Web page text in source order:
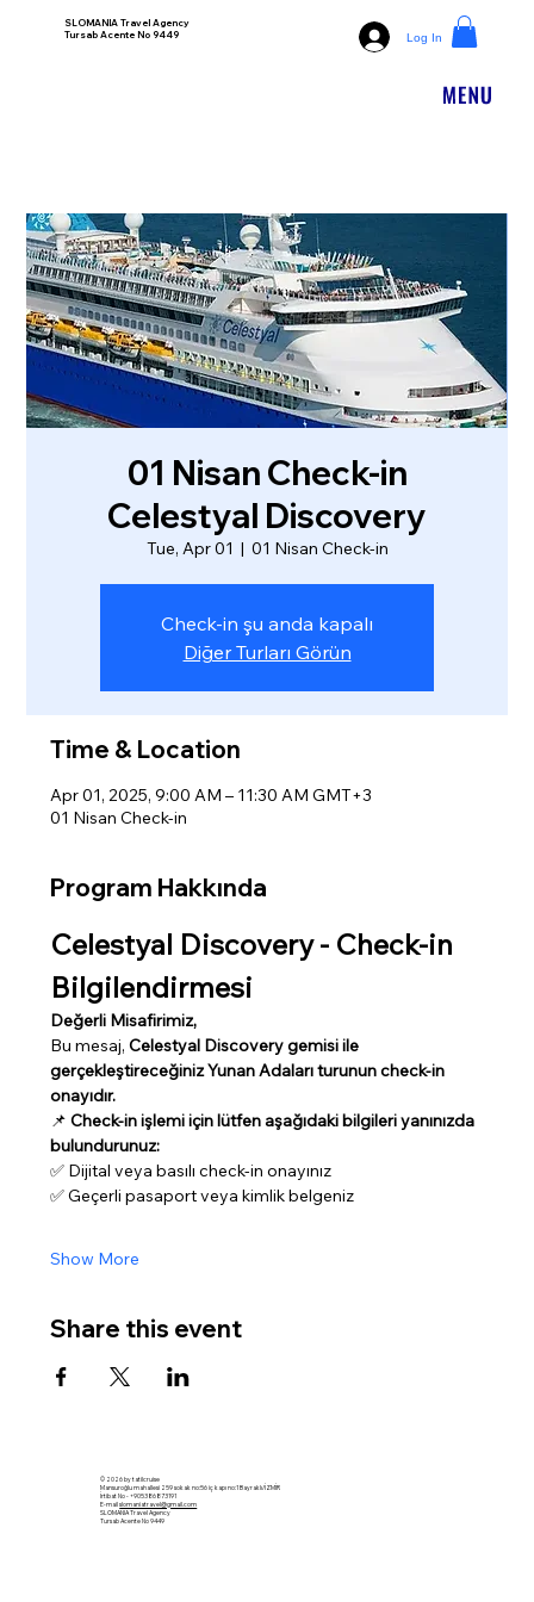
SLOMANIA Travel Agency
Tursab Acente No 9449
Log In
01 Nisan Check-in
Celestyal Discovery
Tue, Apr 01
  |
01 Nisan Check-in
Check-in şu anda kapalı
Diğer Turları Görün
Time & Location
Apr 01, 2025, 9:00 AM – 11:30 AM GMT+3
01 Nisan Check-in
Program Hakkında
Celestyal Discovery - Check-in
Bilgilendirmesi
Değerli Misafirimiz,
Bu mesaj, Celestyal Discovery gemisi ile
gerçekleştireceğiniz Yunan Adaları turunun check-in
onayıdır.
📌 Check-in işlemi için lütfen aşağıdaki bilgileri yanınızda
bulundurunuz:
✅ Dijital veya basılı check-in onayınız
✅ Geçerli pasaport veya kimlik belgeniz
Show More
Share this event
© 2026 by tatilcruise
Mansuroğlu mahallesi 259 sokak no:56 iç kapı no:1 Bayraklı/İZMİR
İrtibat No - +905386873191
E-mailslomaniatravel@gmail.com
SLOMANIA Travel Agency
Tursab Acente No 9449